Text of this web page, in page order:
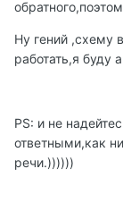
Ну гений ,схему
работать,я буду
PS: и не
ответными,как
речи.))))))